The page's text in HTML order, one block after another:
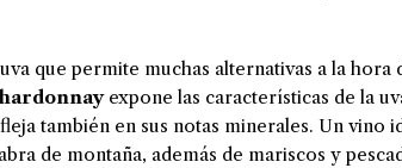
que permite muchas alternativas a la
expone las características de la
también en sus notas minerales. Un vino
de montaña, además de mariscos y